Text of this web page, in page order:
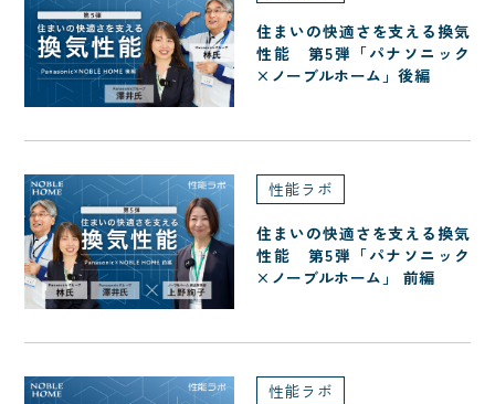
住まいの快適さを支える換気
性能 第5弾「パナソニック
×ノーブルホーム」後編
性能ラボ
住まいの快適さを支える換気
性能 第5弾「パナソニック
×ノーブルホーム」 前編
性能ラボ